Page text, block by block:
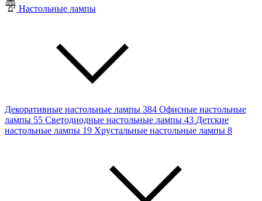
Настольные лампы
Декоративные настольные лампы 384 Офисные настольные
лампы 55 Светодиодные настольные лампы 43 Детские
настольные лампы 19 Хрустальные настольные лампы 8